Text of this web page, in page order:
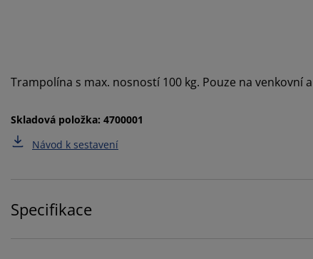
Trampolína s max. nosností 100 kg. Pouze na venkovní
Skladová položka: 4700001
Návod k sestavení
Specifikace